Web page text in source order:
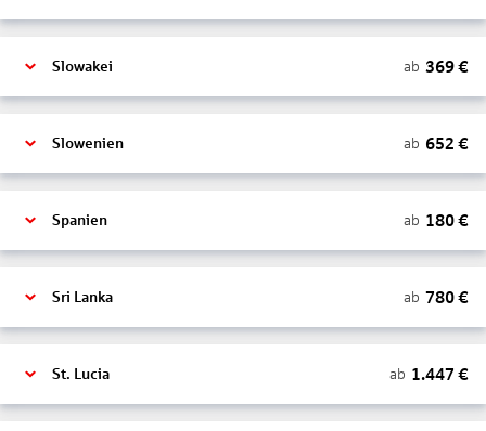
Slowakei ab 369€
Slowenien ab 652 €
Spanien ab 180€
Sri Lanka ab 780€
St. Lucia ab 1.447 €